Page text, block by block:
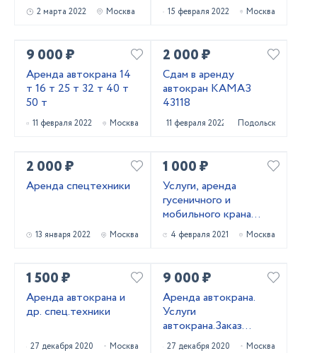
2 марта 2022 Москва 15 февраля 2022 Москва
9 000 ₽
Аренда автокрана 14
т 16 т 25 т 32 т 40 т
50 т
11 февраля 2022 Москва
2 000 ₽
Сдам в аренду
автокран КАМАЗ
43118
11 февраля 2022 Подольск
2 000 ₽
Аренда спецтехники
13 января 2022 Москва
1 000 ₽
Услуги, аренда
гусеничного и
мобильного крана
LIEBHERR
4 февраля 2021 Москва
1 500 ₽
Аренда автокрана и
др. спец.техники
27 декабря 2020 Москва
9 000 ₽
Аренда автокрана.
Услуги
автокрана.Заказ
автокрана
27 декабря 2020 Москва